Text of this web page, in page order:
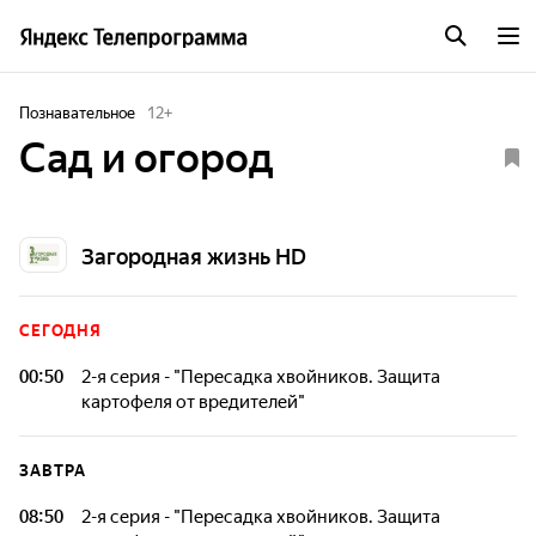
Познавательное 12+
Сад и огород
Загородная жизнь HD
СЕГОДНЯ
00:50
2-я серия - "Пересадка хвойников. Защита
картофеля от вредителей"
Если Вы только начинаете практиковать органическое
этой области, Вам наверняка будет любопытно пообщаться
новейшие аграрные разработки и прописные истины для
ЗАВТРА
08:50
2-я серия - "Пересадка хвойников. Защита